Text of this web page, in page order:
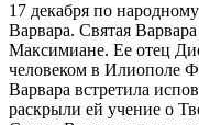
17 декабря по
Варвара. Святая
Максимиане. Ее отец
человеком в Илиополе
Варвара встретила
раскрыли ей учение о